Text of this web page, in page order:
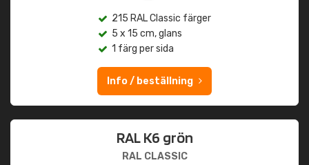
215 RAL Classic färger
5 x 15 cm, glans
1 färg per sida
Info / beställning
RAL K6 grön
RAL CLASSIC